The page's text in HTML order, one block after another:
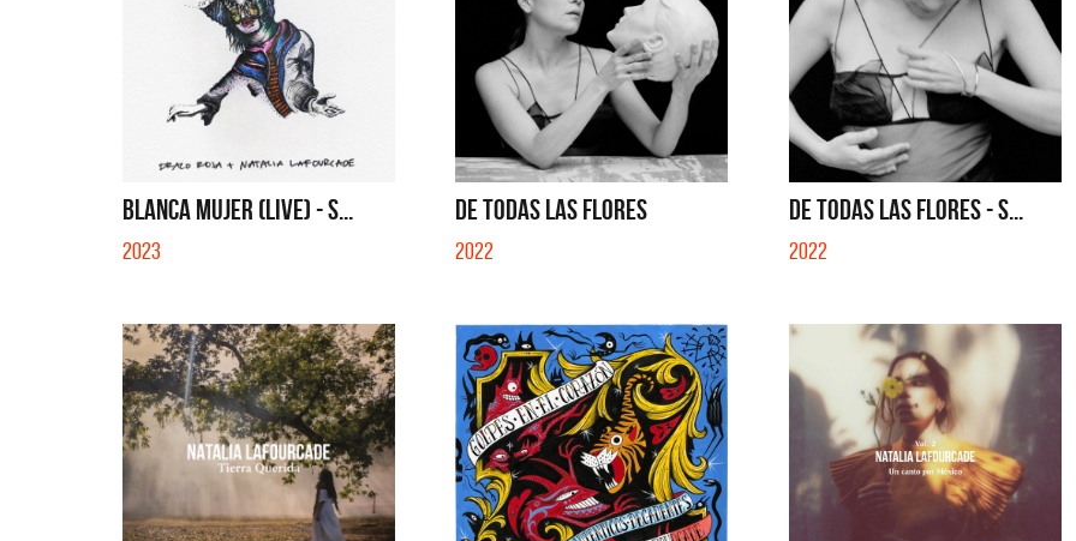
BLANCA MUJER (LIVE) - S...
2023
DE TODAS LAS FLORES
2022
DE TODAS LAS FLORES - S...
2022
EN EL CIBER (LADO BE) - EP
La Muela y Sus Amigos
QUE NO SE MUELA LA MUELA - SINGLE
La Muela y Sus Amigos
QUE NO SE MUELA LA MUELA - SINGLE